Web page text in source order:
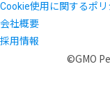
Cookie使用に関するポリ
会社概要
採用情報
©GMO